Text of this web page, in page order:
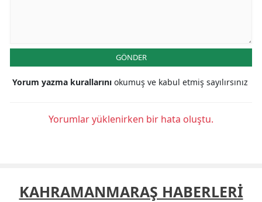
GÖNDER
Yorum yazma kurallarını okumuş ve kabul etmiş sayılırsınız
Yorumlar yüklenirken bir hata oluştu.
KAHRAMANMARAŞ HABERLERİ